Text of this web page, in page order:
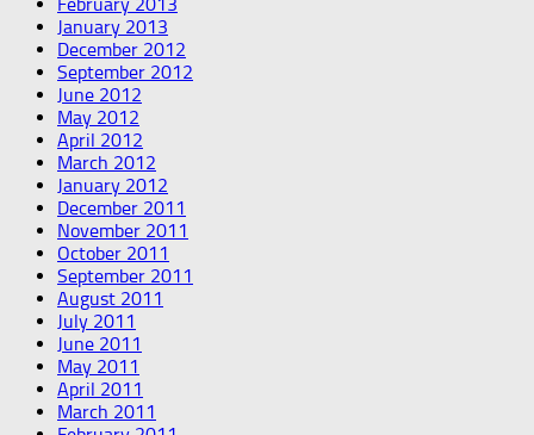
February 2013
January 2013
December 2012
September 2012
June 2012
May 2012
April 2012
March 2012
January 2012
December 2011
November 2011
October 2011
September 2011
August 2011
July 2011
June 2011
May 2011
April 2011
March 2011